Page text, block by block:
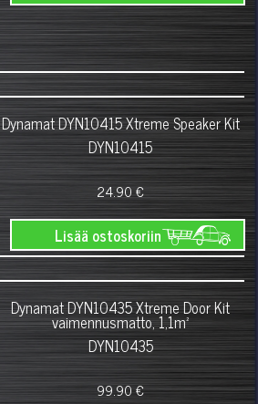
Dynamat DYN10415 Xtreme Speaker Kit
DYN10415
24.90 €
Lisää ostoskoriin
Dynamat DYN10435 Xtreme Door Kit
vaimennusmatto, 1,1m²
DYN10435
99.90 €